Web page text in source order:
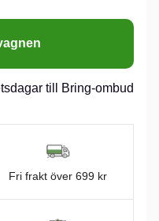
i kombination med en
vilda djur, även i
till Bring-ombud
Fri frakt över 699 kr